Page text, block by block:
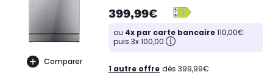
Comparer
399,99€
ou 4x par carte bancaire110,00€
puis 3x 100,00
1 autre offre dès 399,99€